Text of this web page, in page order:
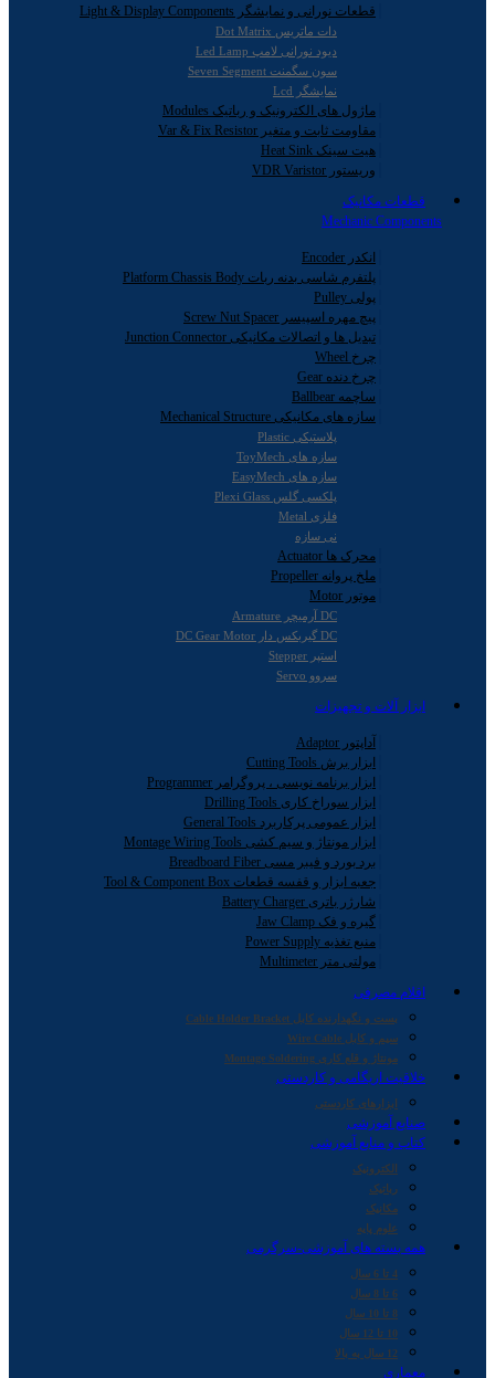
قطعات نورانی و نمایشگر Light & Display Components
دات ماتریس Dot Matrix
دیود نورانی لامپ Led Lamp
سون سگمنت Seven Segment
نمایشگر Lcd
ماژول های الکترونیک و رباتیک Modules
مقاومت ثابت و متغیر Var & Fix Resistor
هیت سینک Heat Sink
وریستور VDR Varistor
قطعات مکانیک
Mechanic Components
انکدر Encoder
پلتفرم شاسی بدنه ربات Platform Chassis Body
پولی Pulley
پیچ مهره اسپیسر Screw Nut Spacer
تبدیل ها و اتصالات مکانیکی Junction Connector
چرخ Wheel
چرخ دنده Gear
ساچمه Ballbear
سازه های مکانیکی Mechanical Structure
پلاستیکی Plastic
سازه های ToyMech
سازه های EasyMech
پلکسی گلس Plexi Glass
فلزی Metal
نی سازه
محرک ها Actuator
ملخ پروانه Propeller
موتور Motor
DC آرمیچر Armature
DC گیربکس دار DC Gear Motor
استپر Stepper
سروو Servo
ابزار آلات و تجهیزات
آداپتور Adaptor
ابزار برش Cutting Tools
ابزار برنامه نویسی ، پروگرامر Programmer
ابزار سوراخ کاری Drilling Tools
ابزار عمومی پرکاربرد General Tools
ابزار مونتاژ و سیم کشی Montage Wiring Tools
برد بورد و فیبر مسی Breadboard Fiber
جعبه ابزار و قفسه قطعات Tool & Component Box
شارژر باتری Battery Charger
گیره و فک Jaw Clamp
منبع تغذیه Power Supply
مولتی متر Multimeter
اقلام مصرفی
بست و نگهدارنده کابل Cable Holder Bracket
سیم و کابل Wire Cable
مونتاژ و قلع کاری Montage Soldering
خلاقیت اریگامی و کاردستی
ابزارهای کاردستی
صنایع آموزشی
کتاب و منابع آموزشی
الکترونیک
رباتیک
مکانیک
علوم پایه
همه بسته های آموزشی-سرگرمی
4 تا 6 سال
6 تا 8 سال
8 تا 10 سال
10 تا 12 سال
12 سال به بالا
معماری